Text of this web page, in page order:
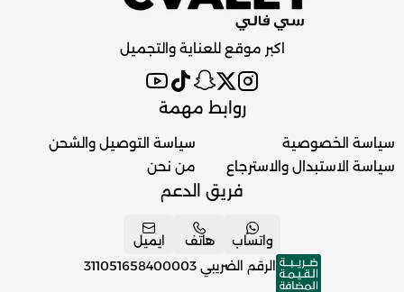
اكبر موقع للعناية والتجميل
روابط مهمة
سياسة الخصوصية
سياسة الاستبدال والاسترجاع
سياسة التوصيل والشحن
من نحن
فريق الدعم
واتساب هاتف
ايميل
الرقم الضريبي 311051658400003